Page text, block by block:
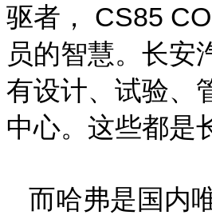
驱者， CS85
员的智慧。长安
有设计、试验、
中心。这些都是
而哈弗是国内